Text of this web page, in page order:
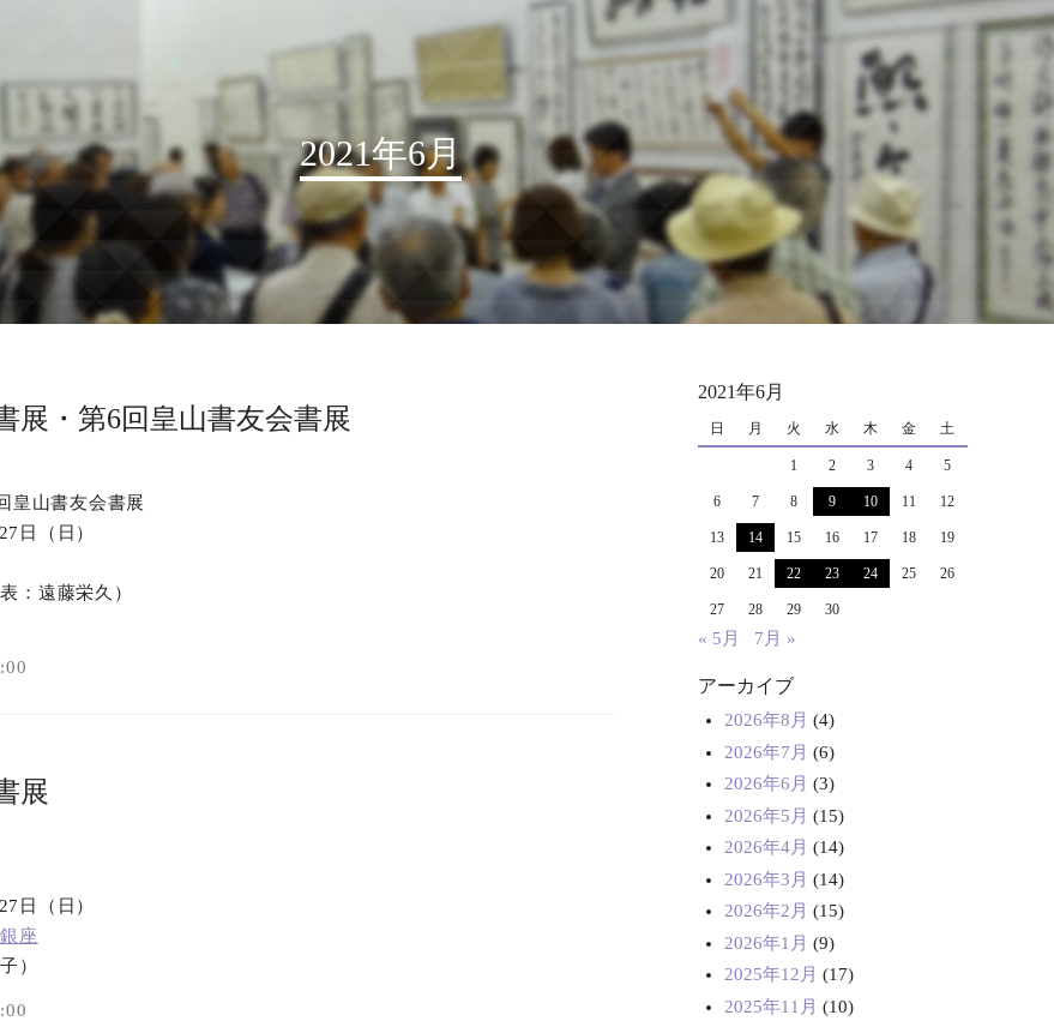
2021年6月
展・第6回皇山書友会書展
皇山書友会書展
日（日）
：遠藤栄久）
展
日（日）
座
）
2021年6月
日 月 火 水 木 金 土
1 2 3 4 5
6 7 8 9 10 11 12
13 14 15 16 17 18 19
20 21 22 23 24 25 26
27 28 29 30
« 5月 7月 »
アーカイブ
2026年8月 (4)
2026年7月 (6)
2026年6月 (3)
2026年5月 (15)
2026年4月 (14)
2026年3月 (14)
2026年2月 (15)
2026年1月 (9)
2025年12月 (17)
2025年11月 (10)
お知らせ
読売書法会について
読売書法展
関連書道展